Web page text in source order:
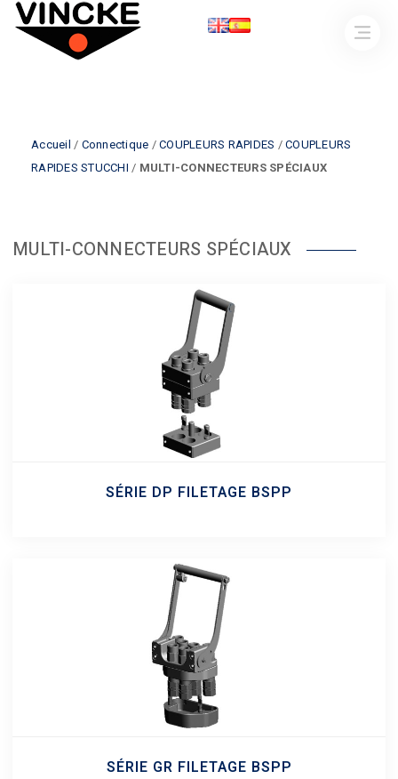
Accueil / Connectique / COUPLEURS RAPIDES / COUPLEURS
RAPIDES STUCCHI / MULTI-CONNECTEURS SPÉCIAUX
MULTI-CONNECTEURS SPÉCIAUX
SÉRIE DP FILETAGE BSPP
SÉRIE GR FILETAGE BSPP